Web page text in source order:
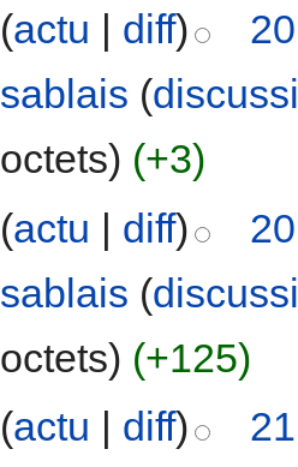
(actu | diff)
sablais (
octets) (+3)
(actu | diff)
sablais (
octets) (+125)
(actu | diff)